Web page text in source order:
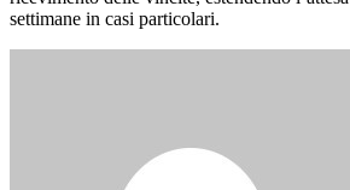
settimane in casi particolari.